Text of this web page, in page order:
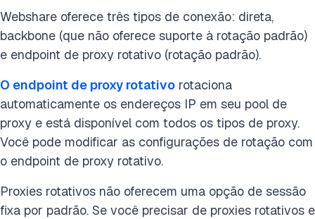
Webshare oferece três tipos de conexão: direta,
backbone (que não oferece suporte à rotação padrão)
e endpoint de proxy rotativo (rotação padrão).
O endpoint de proxy rotativo rotaciona
automaticamente os endereços IP em seu pool de
proxy e está disponível com todos os tipos de proxy.
Você pode modificar as configurações de rotação com
o endpoint de proxy rotativo.
Proxies rotativos não oferecem uma opção de sessão
fixa por padrão. Se você precisar de proxies rotativos e